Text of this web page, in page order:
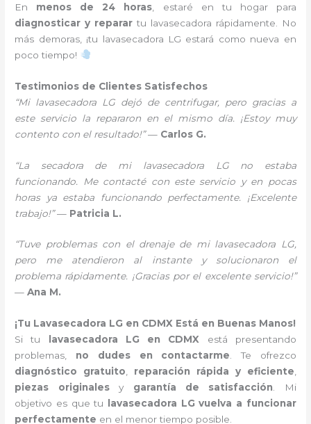
En menos de 24 horas , estaré en tu hogar para
diagnosticar y reparar tu lavasecadora rápidamente. No
más demoras, ¡tu lavasecadora LG estará como nueva en
poco tiempo!
Testimonios de Clientes Satisfechos
“Mi lavasecadora LG dejó de centrifugar, pero gracias a
este servicio la repararon en el mismo día. ¡Estoy muy
contento con el resultado!”— Carlos G.
“La secadora de mi lavasecadora LG no estaba
funcionando. Me contacté con este servicio y en pocas
horas ya estaba funcionando perfectamente. ¡Excelente
trabajo!”— Patricia L.
“Tuve problemas con el drenaje de mi lavasecadora LG,
pero me atendieron al instante y solucionaron el
problema rápidamente. ¡Gracias por el excelente servicio!”
—Ana M.
¡Tu Lavasecadora LG en CDMX Está en Buenas Manos!
Si tu
lavasecadora LG en CDMX está presentando
problemas, no dudes en contactarme. Te ofrezco
diagnóstico gratuito, reparación rápida y eficiente,
piezas originalesy garantía de satisfacción. Mi
objetivo es que tu
lavasecadora LG vuelva a funcionar
perfectamente en el menor tiempo posible.